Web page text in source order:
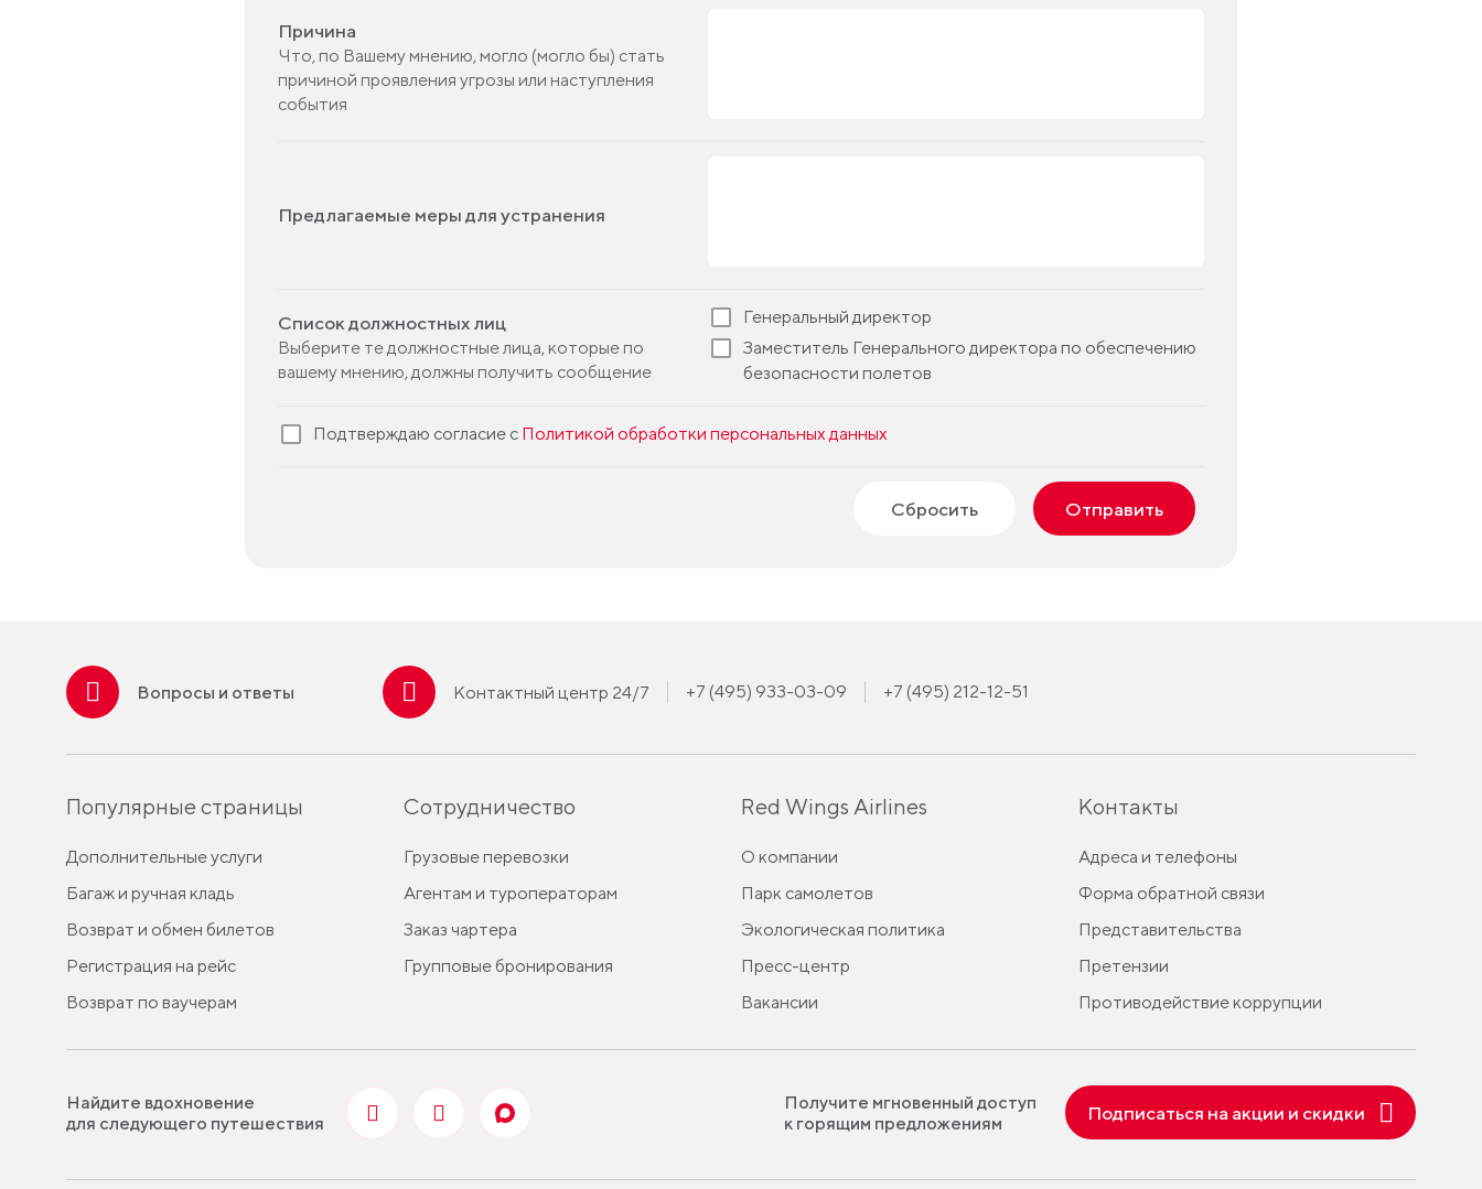
Причина
Что, по Вашему мнению, могло (могло бы) стать
причиной проявления угрозы или наступления
события
Предлагаемые меры для устранения
Список должностных лиц
Выберите те должностные лица, которые по
вашему мнению, должны получить сообщение
Генеральный директор
Заместитель Генерального директора по обеспечению
безопасности полетов
Подтверждаю согласие с Политикой обработки персональных данных
Сбросить Отправить
Вопросы и ответы Контактный центр 24/7 +7 (495) 933-03-09 +7 (495) 212-12-51
Популярные страницы
Дополнительные услуги
Багаж и ручная кладь
Возврат и обмен билетов
Регистрация на рейс
Возврат по ваучерам
Сотрудничество
Грузовые перевозки
Агентам и туроператорам
Заказ чартера
Групповые бронирования
Red Wings Airlines
О компании
Парк самолетов
Экологическая политика
Пресс-центр
Вакансии
Контакты
Адреса и телефоны
Форма обратной связи
Представительства
Претензии
Противодействие коррупции
Найдите вдохновение
для следующего путешествия
Получите мгновенный доступ
к горящим предложениям
Подписаться на акции и скидки